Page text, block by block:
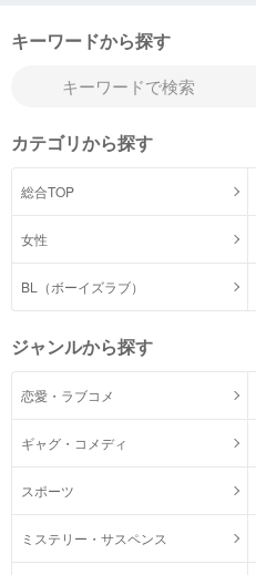
キーワードから探す
カテゴリから探す
総合TOP
女性
BL（ボーイズラブ）
ジャンルから探す
恋愛・ラブコメ
ギャグ・コメディ
スポーツ
ミステリー・サスペンス